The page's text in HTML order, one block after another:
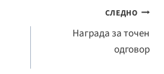
ge Li
СЛЕДНО
Награда за точен
одговор